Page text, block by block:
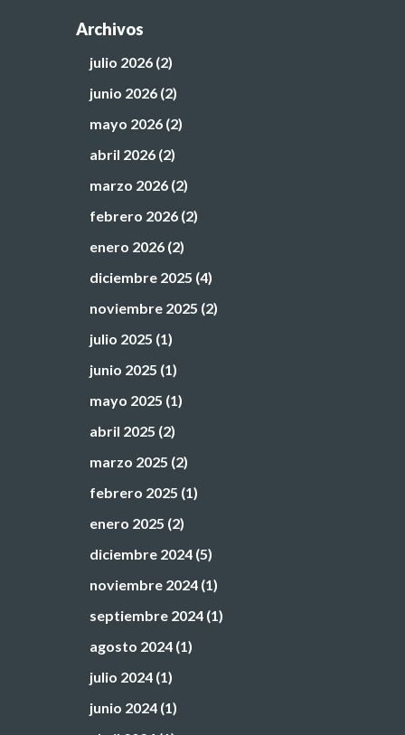
Archivos
julio 2026 (2)
junio 2026 (2)
mayo 2026 (2)
abril 2026 (2)
marzo 2026 (2)
febrero 2026 (2)
enero 2026 (2)
diciembre 2025 (4)
noviembre 2025 (2)
julio 2025 (1)
junio 2025 (1)
mayo 2025 (1)
abril 2025 (2)
marzo 2025 (2)
febrero 2025 (1)
enero 2025 (2)
diciembre 2024 (5)
noviembre 2024 (1)
septiembre 2024 (1)
agosto 2024 (1)
julio 2024 (1)
junio 2024 (1)